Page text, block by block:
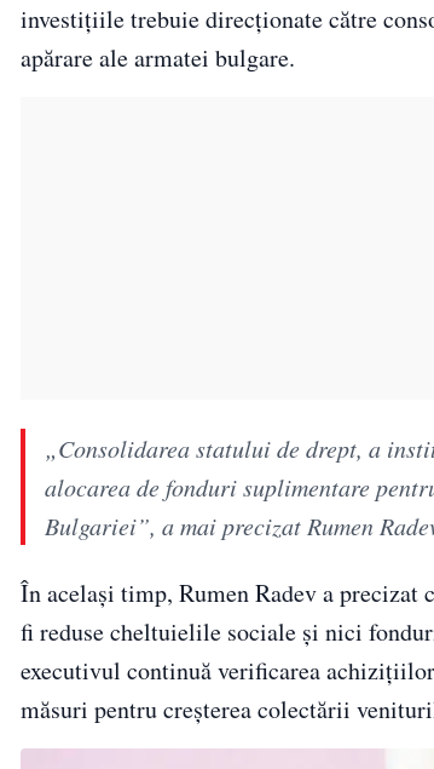
investițiile trebuie direcționate către
apărare ale armatei bulgare.
„Consolidarea statului de drept, a
alocarea de fonduri suplimentare
Bulgariei”, a mai precizat Rumen
În același timp, Rumen Radev a precizat
fi reduse cheltuielile sociale și nici
executivul continuă verificarea
măsuri pentru creșterea colectării